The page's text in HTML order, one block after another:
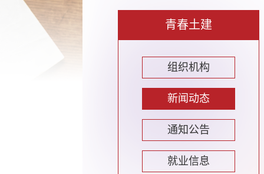
青春土建
组织机构
新闻动态
通知公告
就业信息